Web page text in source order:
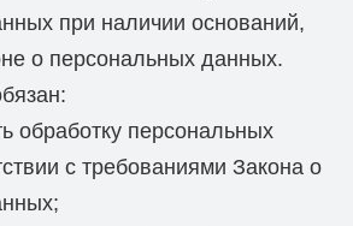
при наличии оснований,
о персональных данных.
обработку персональных
с требованиями Закона о